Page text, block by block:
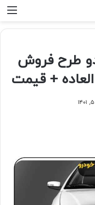
دو طرح فروش
+ قیمت